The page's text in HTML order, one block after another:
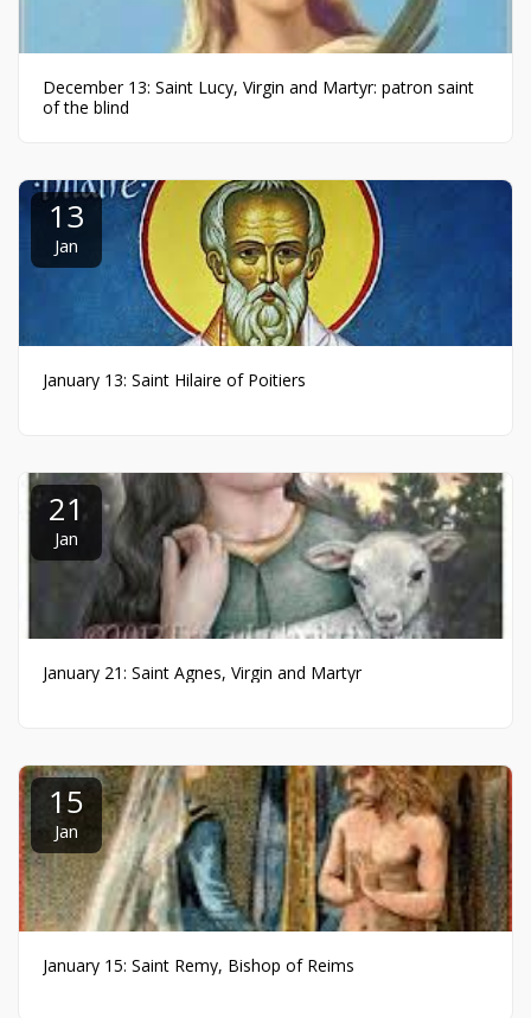
December 13: Saint Lucy, Virgin and Martyr: patron saint
of the blind
13
Jan
January 13: Saint Hilaire of Poitiers
21
Jan
January 21: Saint Agnes, Virgin and Martyr
15
Jan
January 15: Saint Remy, Bishop of Reims